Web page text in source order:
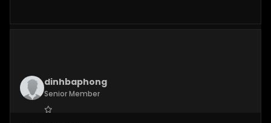
dinhbaphong
Senior Member